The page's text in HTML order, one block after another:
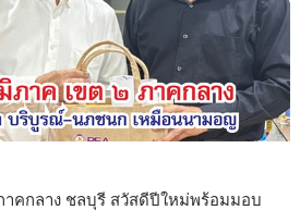
คกลาง ชลบุรี สวัสดีปีใหม่พร้อมมอบ